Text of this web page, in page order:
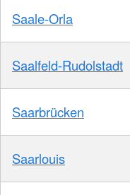
Saale-Orla
Saalfeld-Rudolstadt
Saarbrücken
Saarlouis